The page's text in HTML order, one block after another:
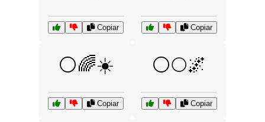
Copiar Copiar
⚪🌈☀️
Copiar
⚪🌕🌌
Copiar